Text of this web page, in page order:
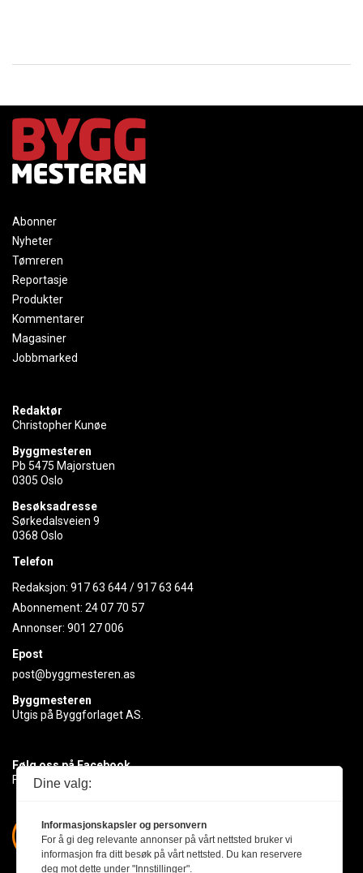
Abonner
Nyheter
Tømreren
Reportasje
Produkter
Kommentarer
Magasiner
Jobbmarked
Redaktør
Christopher Kunøe
Byggmesteren
Pb 5475 Majorstuen
0305 Oslo
Besøksadresse
Sørkedalsveien 9
0368 Oslo
Telefon
Redaksjon: 917 63 644/917 63 644
Abonnement: 24 07 70 57
Annonser: 901 27 006
Epost
post@byggmesteren.as
Byggmesteren
Utgis på Byggforlaget AS.
Følg oss på Facebook
Få med deg det siste innen byggebransjen
Dine valg:
Informasjonskapsler og personvern
For å gi deg relevante annonser på vårt nettsted bruker vi
informasjon fra ditt besøk på vårt nettsted. Du kan reservere
deg mot dette under "Innstillinger".